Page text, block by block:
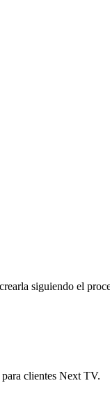
siguiendo el
clientes Next TV.